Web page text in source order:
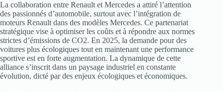
La collaboration entre Renault et Mercedes a attiré l’attention
des passionnés d’automobile, surtout avec l’intégration de
moteurs Renault dans des modèles Mercedes. Ce partenariat
stratégique vise à optimiser les coûts et à répondre aux normes
strictes d’émissions de CO2. En 2025, la demande pour des
voitures plus écologiques tout en maintenant une performance
sportive est en forte augmentation. La dynamique de cette
alliance s’inscrit dans un paysage industriel en constante
évolution, dicté par des enjeux écologiques et économiques.